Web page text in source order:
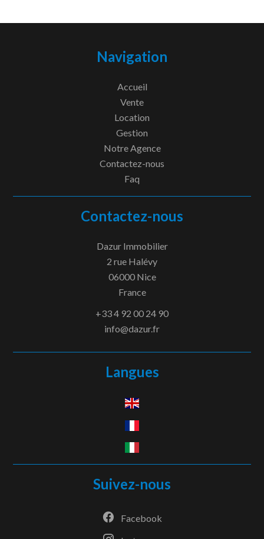
Navigation
Accueil
Vente
Location
Gestion
Notre Agence
Contactez-nous
Faq
Contactez-nous
Dazur Immobilier
2 rue Halévy
06000Nice
France
+33 4 92 00 24 90
info@dazur.fr
Langues
Suivez-nous
Facebook